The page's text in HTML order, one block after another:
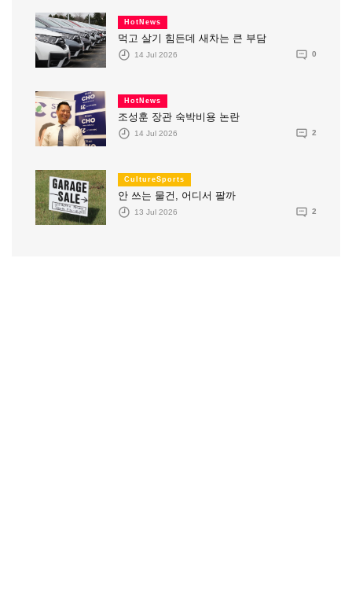
HotNews
먹고 살기 힘든데 새차는 큰 부담
14 Jul 2026 0
HotNews
조성훈 장관 숙박비용 논란
14 Jul 2026 2
CultureSports
안 쓰는 물건, 어디서 팔까
13 Jul 2026 2